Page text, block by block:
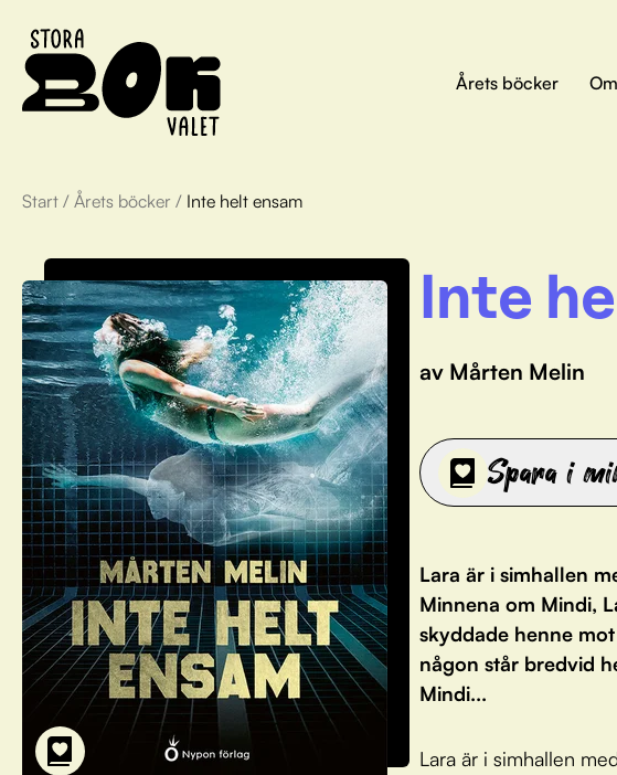
Årets böcker
Start / Årets böcker / Inte helt ensam
Inte
av Mårten Melin
Spara i
Lara är i simhallen
Minnena om Mindi,
skyddade henne
någon står bredvid
Mindi...
Lara är i simhallen